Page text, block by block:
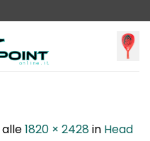
alle1820 × 2428in Head